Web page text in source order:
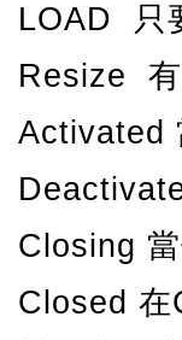
LOAD 只
Resize 有
Activated
Closing
Closed 在